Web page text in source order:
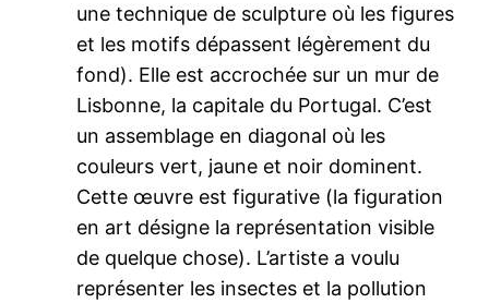
une technique de sculpture où les figures
et les motifs dépassent légèrement du
fond). Elle est accrochée sur un mur de
Lisbonne, la capitale du Portugal. C’est
un assemblage en diagonal où les
couleurs vert, jaune et noir dominent.
Cette œuvre est figurative (la figuration
en art désigne la représentation visible
de quelque chose). L’artiste a voulu
représenter les insectes et la pollution